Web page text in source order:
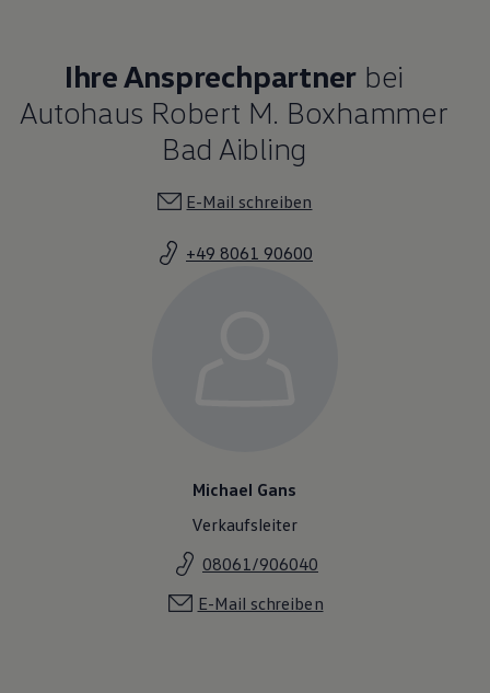
Ihre Ansprechpartner bei
Autohaus Robert M. Boxhammer
Bad Aibling
E-Mail schreiben
+49 8061 90600
Michael Gans
Verkaufsleiter
08061/906040
E-Mail schreiben